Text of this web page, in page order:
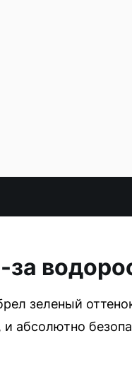
за
зеленый
абсолютно